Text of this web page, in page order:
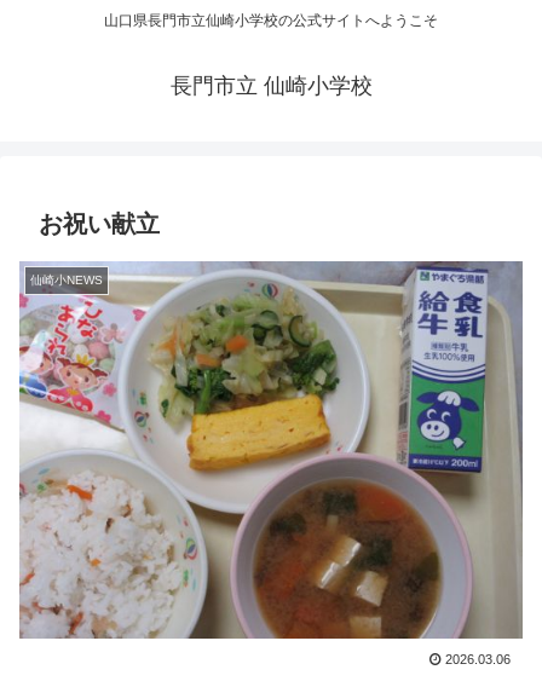
山口県長門市立仙崎小学校の公式サイトへようこそ
長門市立 仙崎小学校
お祝い献立
仙崎小NEWS
2026.03.06